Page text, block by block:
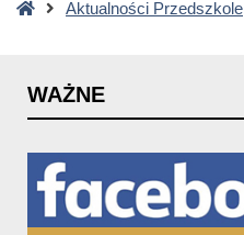
StronaAktualności Przedszkole
WAŻNE